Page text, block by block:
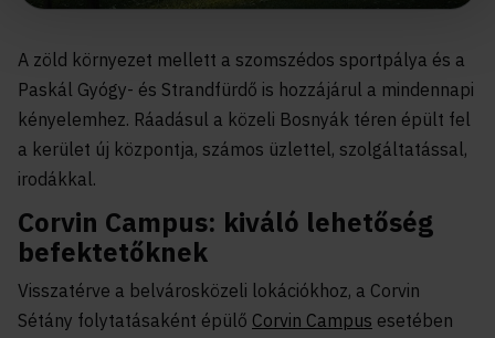
A zöld környezet mellett a szomszédos sportpálya és a
Paskál Gyógy- és Strandfürdő is hozzájárul a mindennapi
kényelemhez. Ráadásul a közeli Bosnyák téren épült fel
a kerület új központja, számos üzlettel, szolgáltatással,
irodákkal.
Corvin Campus: kiváló lehetőség
befektetőknek
Visszatérve a belvárosközeli lokációkhoz, a Corvin
Sétány folytatásaként épülő Corvin Campus esetében